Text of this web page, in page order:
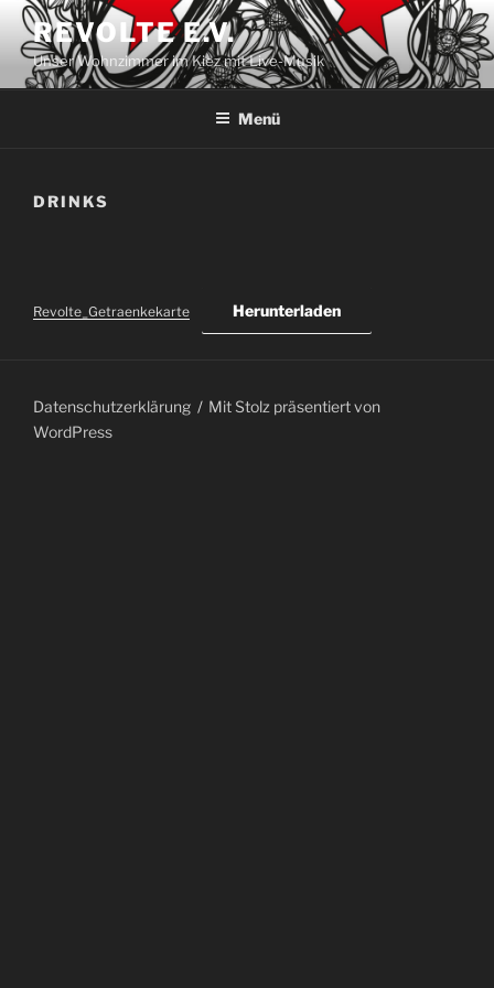
Zum
Inhalt
springen
REVOLTE E.V.
Unser Wohnzimmer im Kiez mit Live-Musik
Menü
DRINKS
Revolte_Getraenkekarte Herunterladen
Datenschutzerklärung
Mit Stolz präsentiert von
WordPress